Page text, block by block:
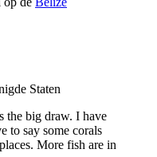
Staten
the big draw. I have
to say some corals
More fish are in